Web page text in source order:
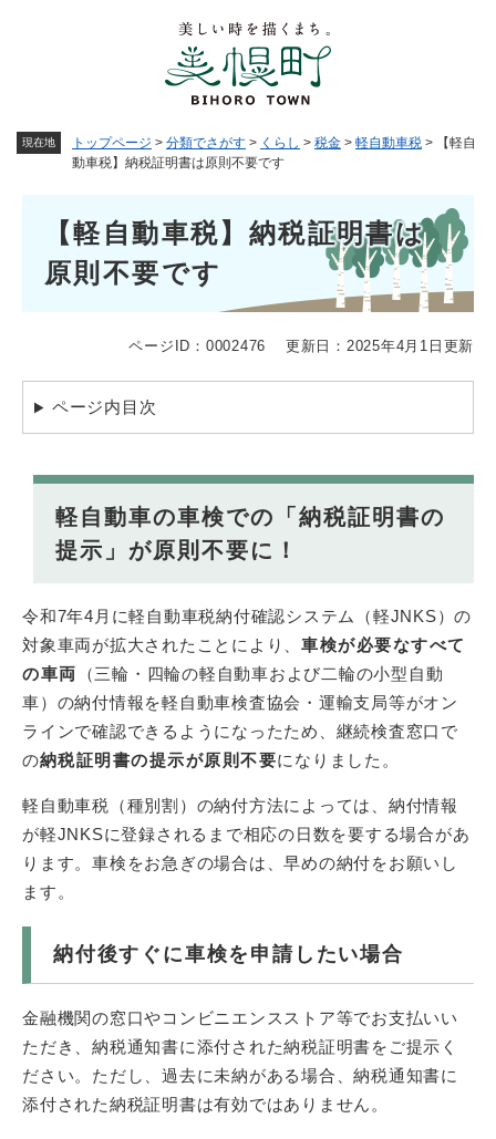
現在地 トップページ > 分類でさがす > くらし > 税金 > 軽自動車税 >
【軽自
動車税】納税証明書は原則不要です
【軽自動車税】納税証明書は
原則不要です
ページID：0002476 更新日：2025年4月1日更新
ページ内目次
軽自動車の車検での「納税証明書の
提示」が原則不要に！
令和7年4月に軽自動車税納付確認システム（軽JNKS）の
対象車両が拡大されたことにより、​ 車検が必要なすべて
の車両 （三輪・四輪の軽自動車および二輪の小型自動
車）の納付情報を軽自動車検査協会・運輸支局等がオン
ラインで確認できるようになったため、継続検査窓口で
の納税証明書の提示が原則不要になりました。
軽自動車税（種別割）の納付方法によっては、納付情報
が軽JNKSに登録されるまで相応の日数を要する場合があ
ります。車検をお急ぎの場合は、早めの納付をお願いし
ます。
納付後すぐに車検を申請したい場合
金融機関の窓口やコンビニエンスストア等でお支払いい
ただき、納税通知書に添付された納税証明書をご提示く
ださい。ただし、過去に未納がある場合、納税通知書に
添付された納税証明書は有効ではありません。